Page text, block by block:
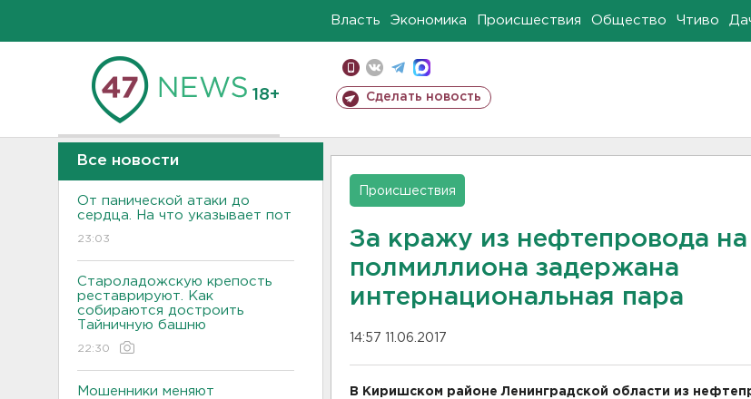
Власть Экономика Происшествия Общество Чтиво
18+ Сделать новость
Все новости
От панической атаки до
сердца. На что указывает пот
23:03
Староладожскую крепость
реставрируют. Как
собираются достроить
Тайничную башню
22:30
Мошенники меняют
Происшествия
За кражу из нефтепровода на
полмиллиона задержана
интернациональная пара
14:57 11.06.2017
В Киришском районе Ленинградской области из